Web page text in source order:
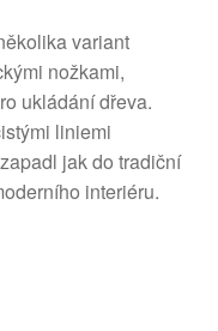
variant
nožkami,
ukládání dřeva.
liniemi
jak do tradiční
interiéru.